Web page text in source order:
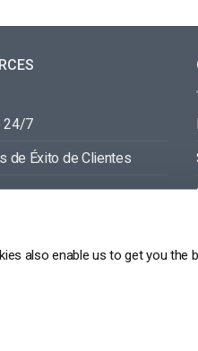
also enable us to get you the
24/7
de Éxito de Clientes
de Reproductor API